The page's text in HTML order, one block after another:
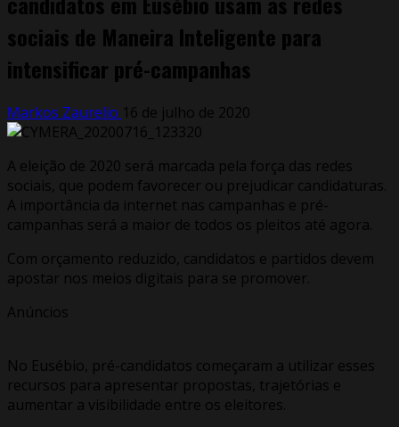
sociais de Maneira Inteligente para
intensificar pré-campanhas
Markos Zaurelio 16 de julho de 2020
A eleição de 2020 será marcada pela força das redes
sociais, que podem favorecer ou prejudicar candidaturas.
A importância da internet nas campanhas e pré-
campanhas será a maior de todos os pleitos até agora.
Com orçamento reduzido, candidatos e partidos devem
apostar nos meios digitais para se promover.
Anúncios
No Eusébio, pré-candidatos começaram a utilizar esses
recursos para apresentar propostas, trajetórias e
aumentar a visibilidade entre os eleitores.